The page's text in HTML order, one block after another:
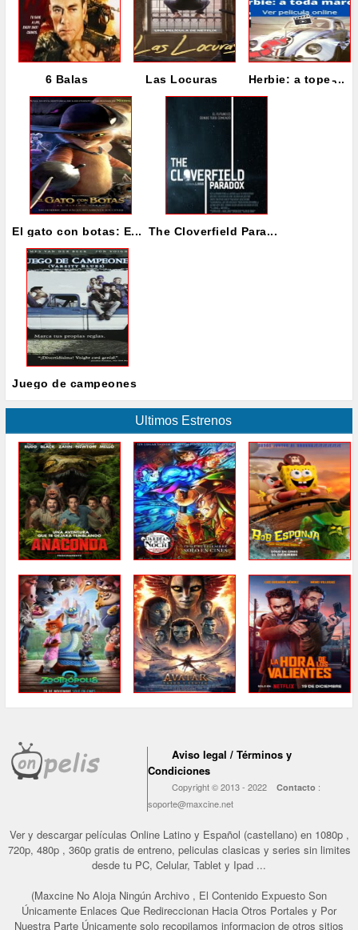
6 Balas Las Locuras Herbie: a tope ̵...
El gato con botas: E... The Cloverfield Para...
Juego de campeones
Ultimos Estrenos
Aviso legal / Términos y
Condiciones
Copyright © 2013 - 2022Contacto :
soporte@maxcine.net
Ver y descargar películas Online Latino y Español (castellano) en 1080p ,
720p, 480p , 360p gratis de entreno, peliculas clasicas y series sin limites
desde tu PC, Celular, Tablet y Ipad ...
(Maxcine No Aloja Ningún Archivo , El Contenido Expuesto Son
Únicamente Enlaces Que Redireccionan Hacia Otros Portales y Por
Nuestra Parte Únicamente solo recopilamos informacion de otros sitios